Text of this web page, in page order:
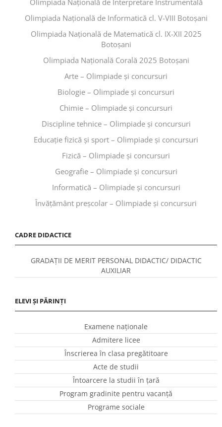
Olimpiada Națională de Interpretare Instrumentală
Olimpiada Națională de Informatică cl. V-VIII Botoșani
Olimpiada Națională de Matematică cl. IX-XII 2025
Botoșani
Olimpiada Națională Corală 2025 Botoșani
Arte – Olimpiade și concursuri
Biologie – Olimpiade și concursuri
Chimie – Olimpiade și concursuri
Discipline tehnice – Olimpiade și concursuri
Educaţie fizică şi sport – Olimpiade și concursuri
Fizică – Olimpiade și concursuri
Geografie – Olimpiade și concursuri
Informatică – Olimpiade și concursuri
Învăţământ preşcolar – Olimpiade și concursuri
CADRE DIDACTICE
GRADAȚII DE MERIT PERSONAL DIDACTIC/ DIDACTIC
AUXILIAR
ELEVI ȘI PĂRINȚI
Examene naționale
Admitere licee
Înscrierea în clasa pregătitoare
Acte de studii
Întoarcere la studii în ţară
Program gradinite pentru vacanţă
Programe sociale